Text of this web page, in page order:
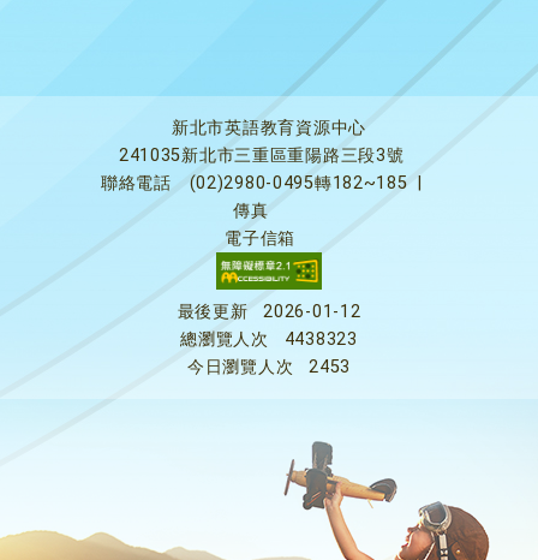
新北市英語教育資源中心
241035新北市三重區重陽路三段3號
聯絡電話
(02)2980-0495轉182~185
傳真
電子信箱
最後更新
2026-01-12
總瀏覽人次
4438323
今日瀏覽人次
2453